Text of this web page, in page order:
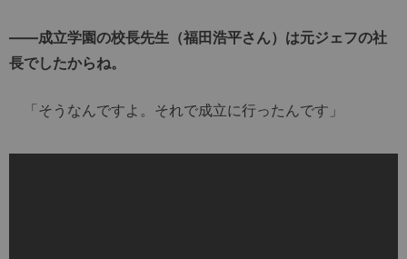
――成立学園の校長先生（福田浩平さん）は元ジェフの社
長でしたからね。
「そうなんですよ。それで成立に行ったんです」